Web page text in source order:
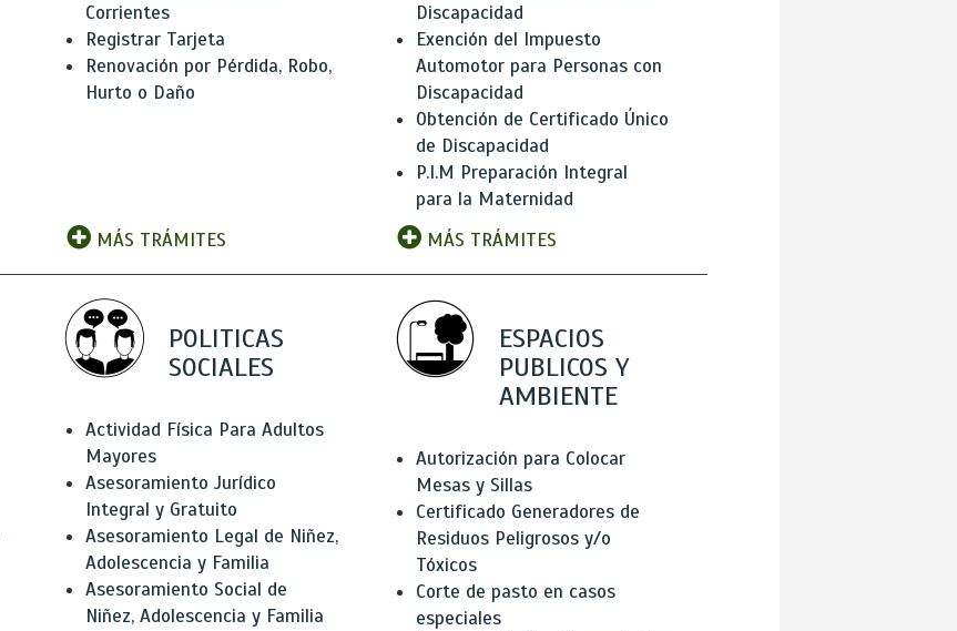
Corrientes
Registrar Tarjeta
Renovación por Pérdida, Robo,
Hurto o Daño
MÁS TRÁMITES
Discapacidad
Exención del Impuesto
Automotor para Personas con
Discapacidad
Obtención de Certificado Único
de Discapacidad
P.I.M Preparación Integral
para la Maternidad
MÁS TRÁMITES
POLITICAS
SOCIALES
Actividad Física Para Adultos
Mayores
Asesoramiento Jurídico
Integral y Gratuito
Asesoramiento Legal de Niñez,
Adolescencia y Familia
Asesoramiento Social de
Niñez, Adolescencia y Familia
ESPACIOS
PUBLICOS Y
AMBIENTE
Autorización para Colocar
Mesas y Sillas
Certificado Generadores de
Residuos Peligrosos y/o
Tóxicos
Corte de pasto en casos
especiales